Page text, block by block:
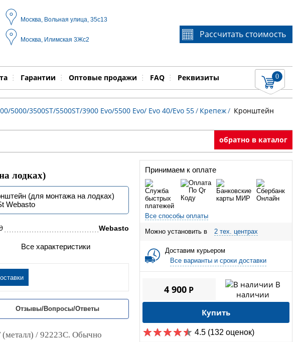
Москва, Вольная улица, 35с13
Москва, Илимская 3Жс2
Рассчитать стоимость
Гарантии Оптовые продажи FAQ Реквизиты 0
Если Вы не знаете идентификационный номер
запчасти, звоните по телефону+7 495 106-64-91, мы
Выполняемые работы
5000/3500ST/5500ST/3900 Evo/5500 Evo/ Evo 40/Evo 55/ Крепеж/ Кронштейн
обратно в каталог
Принимаем к оплате
Все способы оплаты
Можно установить в 2 тех. центрах
Доставим курьером
Все варианты и сроки доставки
4 900 P
В
наличии
Купить
4.5 (132 оценок)
лодках)
(для монтажа на лодках)
Webasto
Webasto
Все характеристики
Отзывы/Вопросы/Ответы
(металл) / 92223C. Обычно